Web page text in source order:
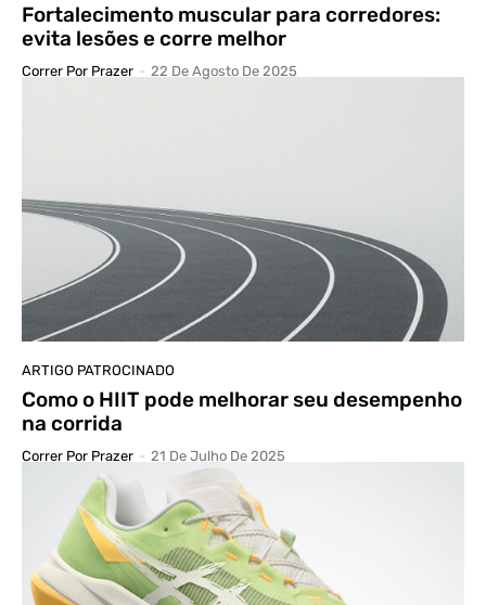
Fortalecimento muscular para corredores:
evita lesões e corre melhor
Correr Por Prazer - 22 De Agosto De 2025
ARTIGO PATROCINADO
Como o HIIT pode melhorar seu desempenho
na corrida
Correr Por Prazer - 21 De Julho De 2025